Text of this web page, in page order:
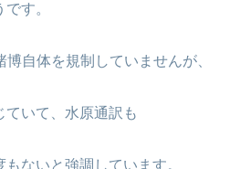
す。
自体を規制していませんが、
ていて、水原通訳も
ないと強調しています。